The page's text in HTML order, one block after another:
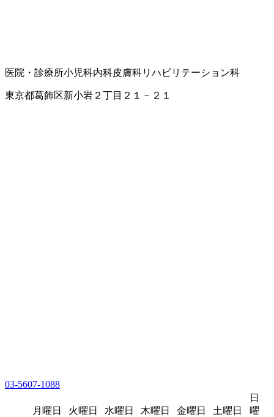
医院・診療所小児科内科皮膚科リハビリテーション科
東京都葛飾区新小岩２丁目２１－２１
03-5607-1088
月曜日 火曜日 水曜日 木曜日 金曜日 土曜日
日
曜